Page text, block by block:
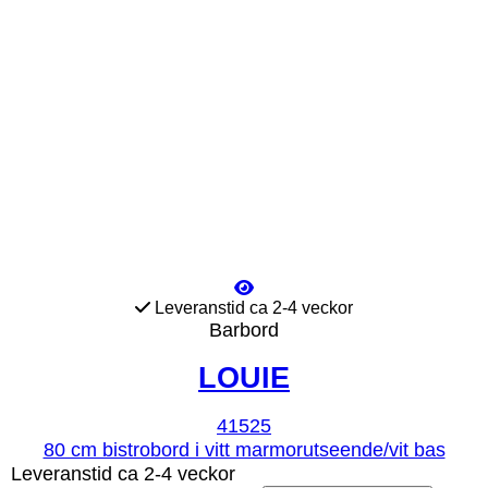
Leveranstid ca 2-4 veckor
Barbord
LOUIE
41525
80 cm bistrobord i vitt marmorutseende/vit bas
Leveranstid ca 2-4 veckor